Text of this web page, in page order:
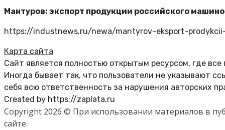
Мантуров: экспорт продукции российского
https://industnews.ru/newa/mantyrov-eksport-
Карта сайта
Сайт является полностью открытым ресурсом, где
Иногда бывает так, что пользователи не указывают
себя всю ответственность за нарушения авторских
Created by https://zaplata.ru
Copyright 2026 © При использовании материалов в
сайте.